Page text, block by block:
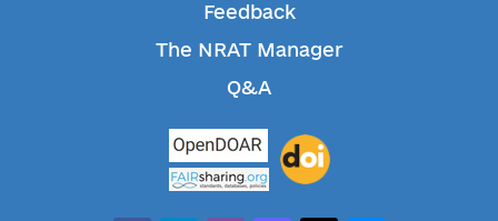
Feedback
The NRAT Manager
Q&A